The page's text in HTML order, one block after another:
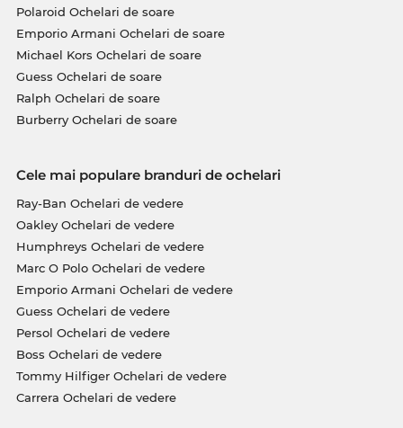
Polaroid Ochelari de soare
Emporio Armani Ochelari de soare
Michael Kors Ochelari de soare
Guess Ochelari de soare
Ralph Ochelari de soare
Burberry Ochelari de soare
Cele mai populare branduri de ochelari
Ray-Ban Ochelari de vedere
Oakley Ochelari de vedere
Humphreys Ochelari de vedere
Marc O Polo Ochelari de vedere
Emporio Armani Ochelari de vedere
Guess Ochelari de vedere
Persol Ochelari de vedere
Boss Ochelari de vedere
Tommy Hilfiger Ochelari de vedere
Carrera Ochelari de vedere